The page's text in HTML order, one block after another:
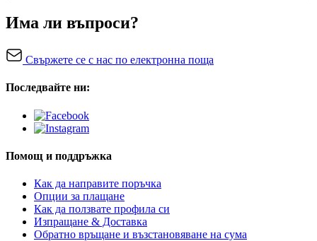
Има ли въпроси?
Свържете се с нас по електронна поща
Последвайте ни:
Помощ и поддръжка
Как да направите поръчка
Опции за плащане
Как да ползвате профила си
Изпращане & Доставка
Обратно връщане и възстановяване на сума